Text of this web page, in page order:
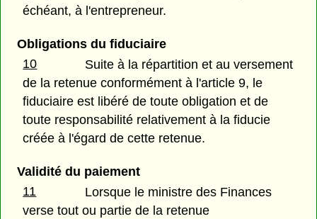
échéant, à l'entrepreneur.
Obligations du fiduciaire
10
Suite à la répartition et au versement
de la retenue conformément à l'article 9, le
fiduciaire est libéré de toute obligation et de
toute responsabilité relativement à la fiducie
créée à l'égard de cette retenue.
Validité du paiement
11
Lorsque le ministre des Finances
verse tout ou partie de la retenue